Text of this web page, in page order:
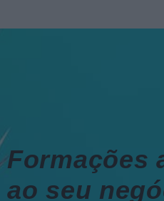
Formações
ao seu